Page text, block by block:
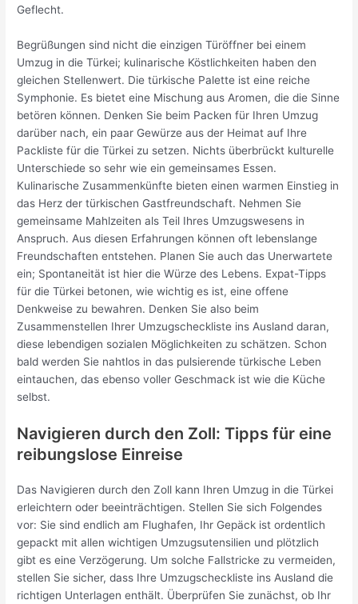
Geflecht.
Begrüßungen sind nicht die einzigen Türöffner bei einem
Umzug in die Türkei; kulinarische Köstlichkeiten haben den
gleichen Stellenwert. Die türkische Palette ist eine reiche
Symphonie. Es bietet eine Mischung aus Aromen, die die Sinne
betören können. Denken Sie beim Packen für Ihren Umzug
darüber nach, ein paar Gewürze aus der Heimat auf Ihre
Packliste für die Türkei zu setzen. Nichts überbrückt kulturelle
Unterschiede so sehr wie ein gemeinsames Essen.
Kulinarische Zusammenkünfte bieten einen warmen Einstieg in
das Herz der türkischen Gastfreundschaft. Nehmen Sie
gemeinsame Mahlzeiten als Teil Ihres Umzugswesens in
Anspruch. Aus diesen Erfahrungen können oft lebenslange
Freundschaften entstehen. Planen Sie auch das Unerwartete
ein; Spontaneität ist hier die Würze des Lebens. Expat-Tipps
für die Türkei betonen, wie wichtig es ist, eine offene
Denkweise zu bewahren. Denken Sie also beim
Zusammenstellen Ihrer Umzugscheckliste ins Ausland daran,
diese lebendigen sozialen Möglichkeiten zu schätzen. Schon
bald werden Sie nahtlos in das pulsierende türkische Leben
eintauchen, das ebenso voller Geschmack ist wie die Küche
selbst.
Navigieren durch den Zoll: Tipps für eine
reibungslose Einreise
Das Navigieren durch den Zoll kann Ihren Umzug in die Türkei
erleichtern oder beeinträchtigen. Stellen Sie sich Folgendes
vor: Sie sind endlich am Flughafen, Ihr Gepäck ist ordentlich
gepackt mit allen wichtigen Umzugsutensilien und plötzlich
gibt es eine Verzögerung. Um solche Fallstricke zu vermeiden,
stellen Sie sicher, dass Ihre Umzugscheckliste ins Ausland die
richtigen Unterlagen enthält. Überprüfen Sie zunächst, ob Ihr